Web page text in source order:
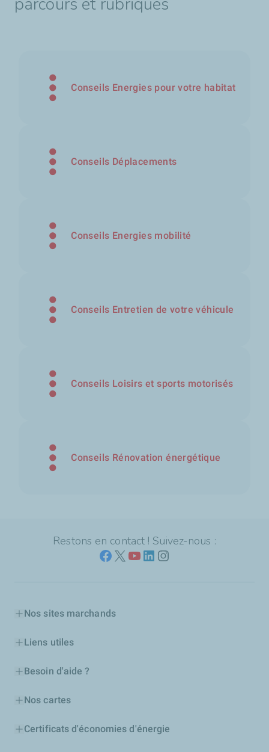
Conseils Energies pour votre habitat
Conseils Déplacements
Conseils Energies mobilité
Conseils Entretien de votre véhicule
Conseils Loisirs et sports motorisés
Conseils Rénovation énergétique
Restons en contact ! Suivez-nous :
Nos sites marchands
Liens utiles
Besoin d'aide ?
Nos cartes
Certificats d'économies d'énergie